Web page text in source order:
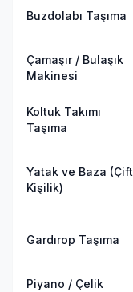
Buzdolabı Taşıma
Çamaşır / Bulaşık
Makinesi
Koltuk Takımı
Taşıma
Yatak ve Baza (Çift
Kişilik)
Gardırop Taşıma
Piyano / Çelik